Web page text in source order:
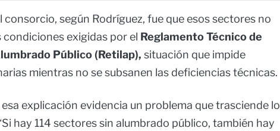
consorcio, según Rodríguez, fue que esos sectores no
condiciones exigidas por el Reglamento Técnico de
Público (Retilap), situación que impide
mientras no se subsanen las deficiencias técnicas.
esa explicación evidencia un problema que trasciende lo
hay 114 sectores sin alumbrado público, también hay